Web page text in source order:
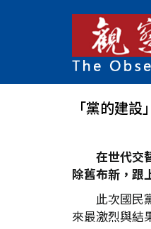
「黨的建
在世代交
除舊布新，跟
此次國民
來最激烈與結